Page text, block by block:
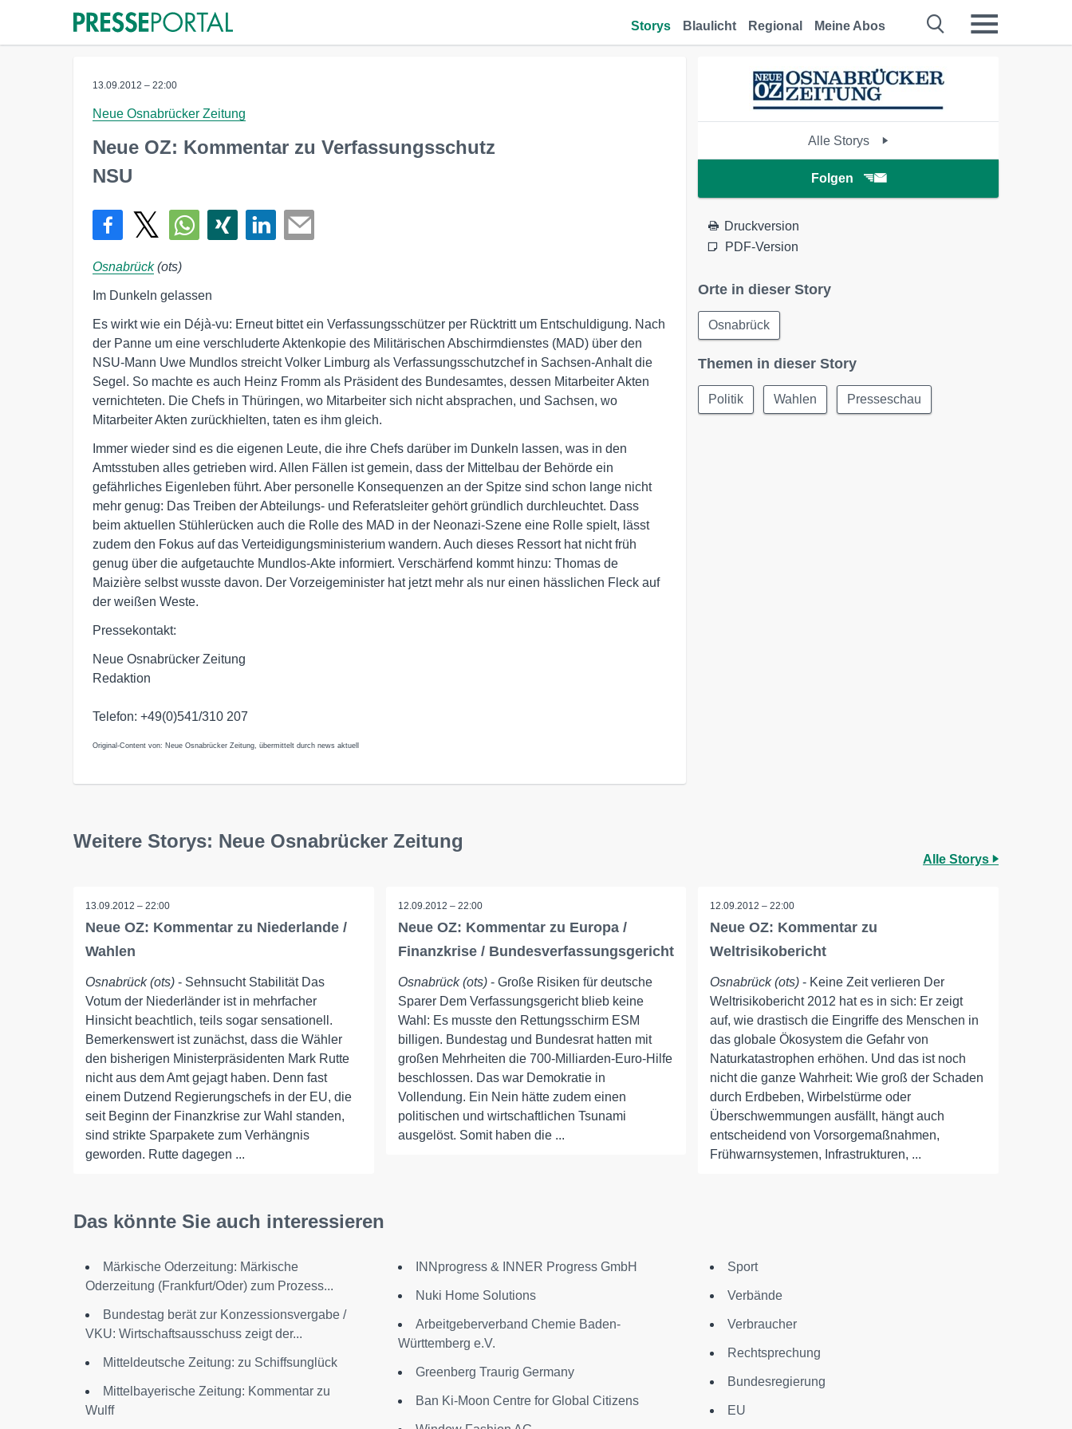
Storys Blaulicht Regional Meine Abos
13.09.2012 – 22:00
Neue Osnabrücker Zeitung
Neue OZ: Kommentar zu Verfassungsschutz
NSU
Osnabrück(ots)
Im Dunkeln gelassen
Es wirkt wie ein Déjà-vu: Erneut bittet ein Verfassungsschützer per Rücktritt um Entschuldigung. Nach
der Panne um eine verschluderte Aktenkopie des Militärischen Abschirmdienstes (MAD) über den
NSU-Mann Uwe Mundlos streicht Volker Limburg als Verfassungsschutzchef in Sachsen-Anhalt die
Segel. So machte es auch Heinz Fromm als Präsident des Bundesamtes, dessen Mitarbeiter Akten
vernichteten. Die Chefs in Thüringen, wo Mitarbeiter sich nicht absprachen, und Sachsen, wo
Mitarbeiter Akten zurückhielten, taten es ihm gleich.
Immer wieder sind es die eigenen Leute, die ihre Chefs darüber im Dunkeln lassen, was in den
Amtsstuben alles getrieben wird. Allen Fällen ist gemein, dass der Mittelbau der Behörde ein
gefährliches Eigenleben führt. Aber personelle Konsequenzen an der Spitze sind schon lange nicht
mehr genug: Das Treiben der Abteilungs- und Referatsleiter gehört gründlich durchleuchtet. Dass
beim aktuellen Stühlerücken auch die Rolle des MAD in der Neonazi-Szene eine Rolle spielt, lässt
zudem den Fokus auf das Verteidigungsministerium wandern. Auch dieses Ressort hat nicht früh
genug über die aufgetauchte Mundlos-Akte informiert. Verschärfend kommt hinzu: Thomas de
Maizière selbst wusste davon. Der Vorzeigeminister hat jetzt mehr als nur einen hässlichen Fleck auf
der weißen Weste.
Pressekontakt:
Neue Osnabrücker Zeitung
Redaktion
Telefon: +49(0)541/310 207
Original-Content von: Neue Osnabrücker Zeitung, übermittelt durch news aktuell
Alle Storys
Folgen
Druckversion
PDF-Version
Orte in dieser Story
Osnabrück
Themen in dieser Story
Politik Wahlen Presseschau
Weitere Storys: Neue Osnabrücker Zeitung
Alle Storys
13.09.2012 – 22:00
Neue OZ: Kommentar zu Niederlande /
Wahlen
Osnabrück (ots) - Sehnsucht Stabilität Das
Votum der Niederländer ist in mehrfacher
Hinsicht beachtlich, teils sogar sensationell.
Bemerkenswert ist zunächst, dass die Wähler
den bisherigen Ministerpräsidenten Mark Rutte
nicht aus dem Amt gejagt haben. Denn fast
einem Dutzend Regierungschefs in der EU, die
seit Beginn der Finanzkrise zur Wahl standen,
sind strikte Sparpakete zum Verhängnis
geworden. Rutte dagegen ...
12.09.2012 – 22:00
Neue OZ: Kommentar zu Europa /
Finanzkrise / Bundesverfassungsgericht
Osnabrück (ots)- Große Risiken für deutsche
Sparer Dem Verfassungsgericht blieb keine
Wahl: Es musste den Rettungsschirm ESM
billigen. Bundestag und Bundesrat hatten mit
großen Mehrheiten die 700-Milliarden-Euro-Hilfe
beschlossen. Das war Demokratie in
Vollendung. Ein Nein hätte zudem einen
politischen und wirtschaftlichen Tsunami
ausgelöst. Somit haben die ...
12.09.2012 – 22:00
Neue OZ: Kommentar zu
Weltrisikobericht
Osnabrück (ots) - Keine Zeit verlieren Der
Weltrisikobericht 2012 hat es in sich: Er zeigt
auf, wie drastisch die Eingriffe des Menschen in
das globale Ökosystem die Gefahr von
Naturkatastrophen erhöhen. Und das ist noch
nicht die ganze Wahrheit: Wie groß der Schaden
durch Erdbeben, Wirbelstürme oder
Überschwemmungen ausfällt, hängt auch
entscheidend von Vorsorgemaßnahmen,
Frühwarnsystemen, Infrastrukturen, ...
Das könnte Sie auch interessieren
Märkische Oderzeitung: Märkische
Oderzeitung (Frankfurt/Oder) zum Prozess...
Bundestag berät zur Konzessionsvergabe /
VKU: Wirtschaftsausschuss zeigt der...
Mitteldeutsche Zeitung: zu Schiffsunglück
Mittelbayerische Zeitung: Kommentar zu
Wulff
INNprogress & INNER Progress GmbH
Nuki Home Solutions
Arbeitgeberverband Chemie Baden-
Württemberg e.V.
Greenberg Traurig Germany
Ban Ki-Moon Centre for Global Citizens
Sport
Verbände
Verbraucher
Rechtsprechung
Bundesregierung
EU